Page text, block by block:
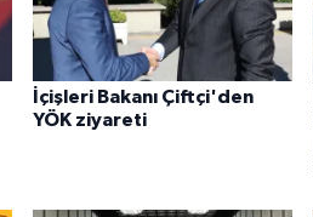
İçişleri Bakanı Çiftçi'den
YÖK ziyareti